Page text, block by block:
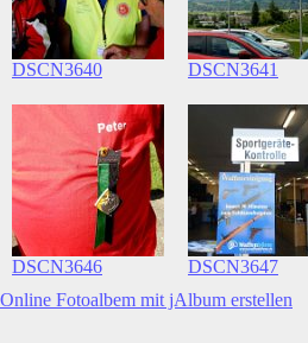
DSCN3640 DSCN3641
DSCN3646 DSCN3647
Online Fotoalbem mit jAlbum erstellen